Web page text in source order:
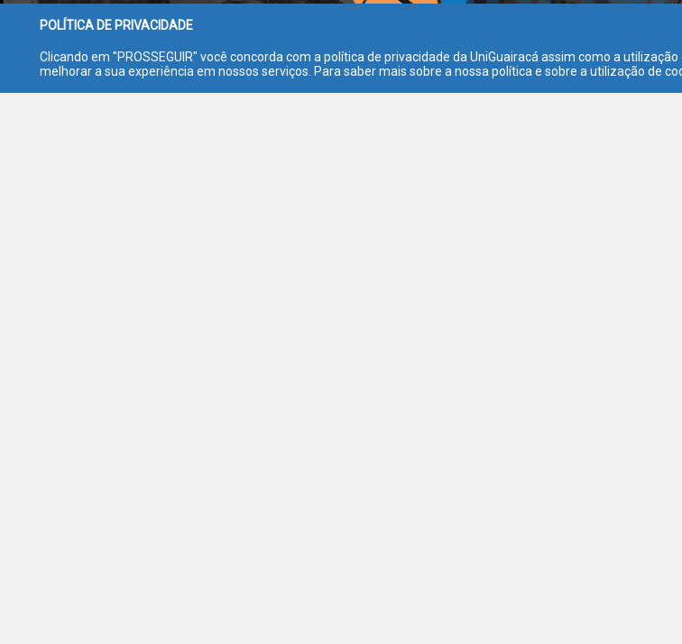
POLÍTICA DE PRIVACIDADE
Clicando em "PROSSEGUIR" você concorda com a política de privacidade da UniGuairacá assim como a
melhorar a sua experiência em nossos serviços. Para saber mais sobre a nossa política e sobre a utilização de